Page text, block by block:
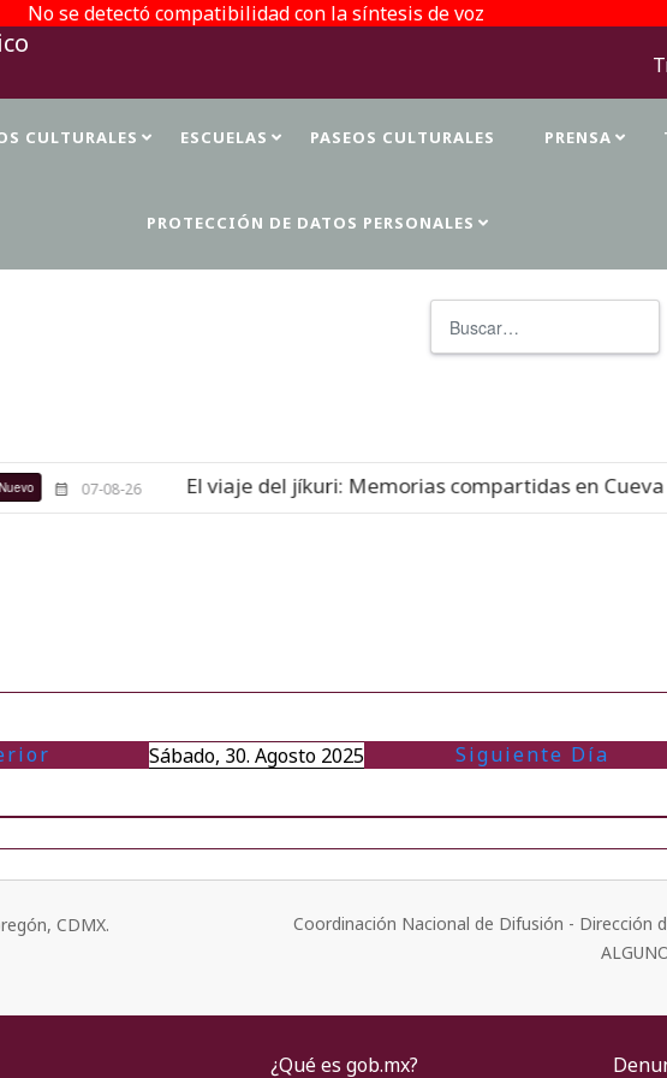
No se detectó compatibilidad con la síntesis de voz
CULTURALES ESCUELAS PASEOS CULTURALES PRENSA
PROTECCIÓN DE DATOS PERSONALES
07-08-26 El viaje del jíkuri: Memorias compartidas en Cueva
Sábado, 30. Agosto 2025 Siguiente Día
CDMX.
Coordinación Nacional de Difusión - Dirección
¿Qué es gob.mx?